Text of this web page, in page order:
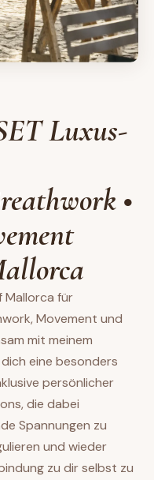
Luxus-
•
Mallorca für
Movement und
mit meinem
eine besonders
persönlicher
die dabei
Spannungen zu
und wieder
zu dir selbst zu